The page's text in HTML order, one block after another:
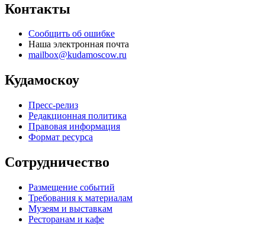
Контакты
Сообщить об ошибке
Наша электронная почта
mailbox@kudamoscow.ru
Кудамоскоу
Пресс-релиз
Редакционная политика
Правовая информация
Формат ресурса
Сотрудничество
Размещение событий
Требования к материалам
Музеям и выставкам
Ресторанам и кафе